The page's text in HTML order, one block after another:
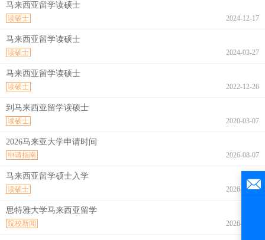
马来西亚留学读硕士
2024-12-17
读硕士
马来西亚留学读硕士
2024-03-27
读硕士
马来西亚留学读硕士
2022-12-26
读硕士
到马来西亚留学读硕士
2020-03-07
读硕士
2026马来亚大学申请时间
2026-08-07
申请指南
马来西亚留学硕士入学
2026-08-07
读硕士
思特雅大学马来西亚留学
2026-08-07
院校新闻